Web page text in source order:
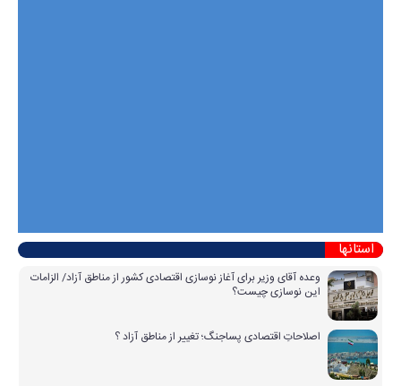
استانها
وعده آقای وزیر برای آغاز نوسازی اقتصادی کشور از مناطق آزاد/ الزامات
این نوسازی چیست؟
اصلاحاتِ اقتصادی پساجنگ؛ تغییر از مناطق آزاد ؟